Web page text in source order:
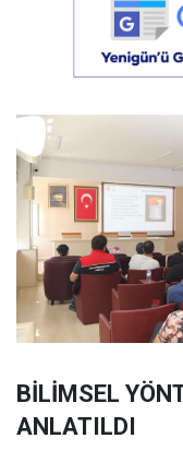
BİLİMSEL
ANLATILDI